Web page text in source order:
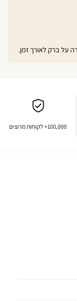
100,000+ לקוחות מרוצים